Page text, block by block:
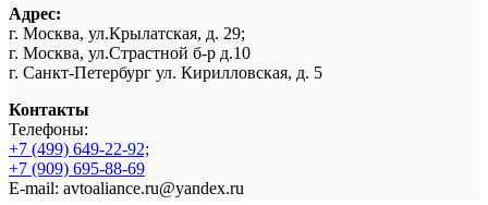
Адрес:
г. Москва, ул.Крылатская, д. 29;
г. Москва, ул.Страстной б-р д.10
г. Санкт-Петербург ул. Кирилловская, д. 5
Контакты
Телефоны:
+7 (499) 649-22-92;
+7 (909) 695-88-69
E-mail: avtoaliance.ru@yandex.ru